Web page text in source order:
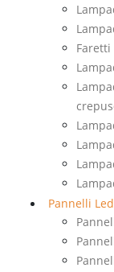
Faretti
Pannelli Led